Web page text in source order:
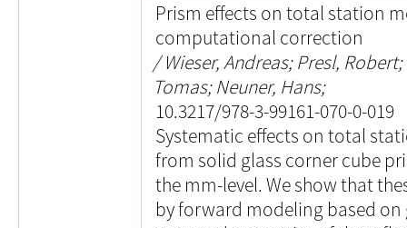
Prism effects on total station
computational correction
Wieser, Andreas; Presl,
Tomas; Neuner, Hans;
10.3217/978-3-99161-070-0-019
Systematic effects on total
from solid glass corner cube
the mm-level. We show that
by forward modeling based